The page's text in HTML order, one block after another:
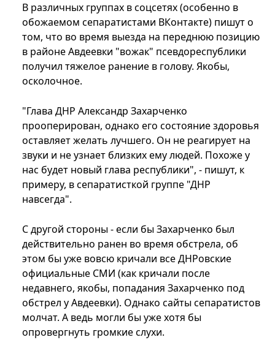
В различных группах в соцсетях (особенно в
обожаемом сепаратистами ВКонтакте) пишут о
том, что во время выезда на переднюю позицию
в районе Авдеевки "вожак" псевдореспублики
получил тяжелое ранение в голову. Якобы,
осколочное.
"Глава ДНР Александр Захарченко
прооперирован, однако его состояние здоровья
оставляет желать лучшего. Он не реагирует на
звуки и не узнает близких ему людей. Похоже у
нас будет новый глава республики", - пишут, к
примеру, в сепаратисткой группе "ДНР
навсегда".
С другой стороны - если бы Захарченко был
действительно ранен во время обстрела, об
этом бы уже вовсю кричали все ДНРовские
официальные СМИ (как кричали после
недавнего, якобы, попадания Захарченко под
обстрел у Авдеевки). Однако сайты сепаратистов
молчат. А ведь могли бы уже хотя бы
опровергнуть громкие слухи.